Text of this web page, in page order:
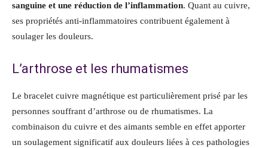
sanguine et une réduction de l’inflammation. Quant au cuivre,
ses propriétés anti-inflammatoires contribuent également à
soulager les douleurs.
L’arthrose et les rhumatismes
Le bracelet cuivre magnétique est particulièrement prisé par les
personnes souffrant d’arthrose ou de rhumatismes. La
combinaison du cuivre et des aimants semble en effet apporter
un soulagement significatif aux douleurs liées à ces pathologies